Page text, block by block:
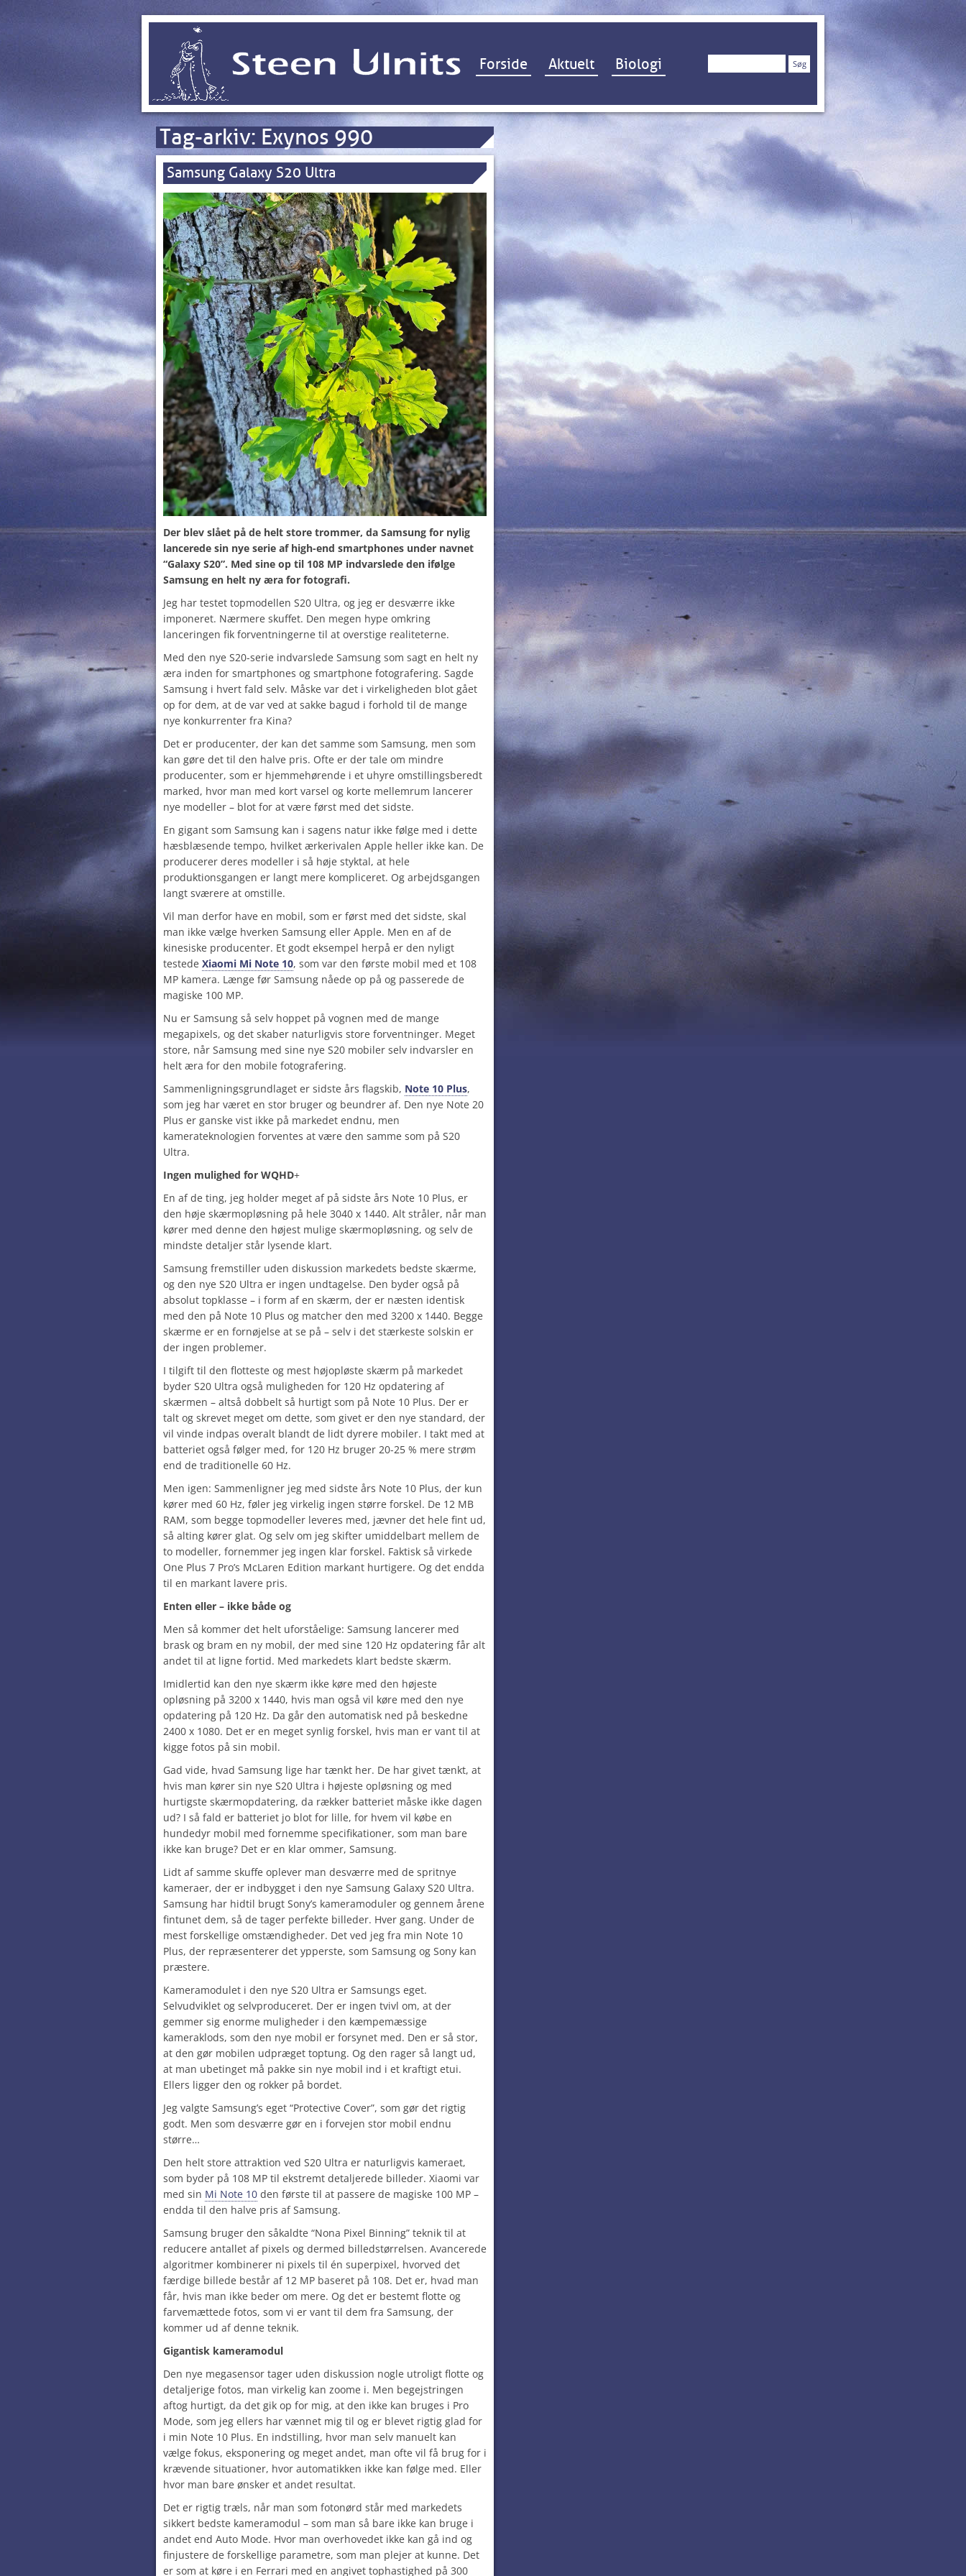
Hop til indhold
Forside Aktuelt Biologi Søg
Tag-arkiv: Exynos 990
Samsung Galaxy S20 Ultra
Der blev slået på de helt store trommer, da Samsung for nylig
lancerede sin nye serie af high-end smartphones under navnet
“Galaxy S20”. Med sine op til 108 MP indvarslede den ifølge
Samsung en helt ny æra for fotografi.
Jeg har testet topmodellen S20 Ultra, og jeg er desværre ikke
imponeret. Nærmere skuffet. Den megen hype omkring
lanceringen fik forventningerne til at overstige realiteterne.
Med den nye S20-serie indvarslede Samsung som sagt en helt ny
æra inden for smartphones og smartphone fotografering. Sagde
Samsung i hvert fald selv. Måske var det i virkeligheden blot gået
op for dem, at de var ved at sakke bagud i forhold til de mange
nye konkurrenter fra Kina?
Det er producenter, der kan det samme som Samsung, men som
kan gøre det til den halve pris. Ofte er der tale om mindre
producenter, som er hjemmehørende i et uhyre omstillingsberedt
marked, hvor man med kort varsel og korte mellemrum lancerer
nye modeller – blot for at være først med det sidste.
En gigant som Samsung kan i sagens natur ikke følge med i dette
hæsblæsende tempo, hvilket ærkerivalen Apple heller ikke kan. De
producerer deres modeller i så høje styktal, at hele
produktionsgangen er langt mere kompliceret. Og arbejdsgangen
langt sværere at omstille.
Vil man derfor have en mobil, som er først med det sidste, skal
man ikke vælge hverken Samsung eller Apple. Men en af de
kinesiske producenter. Et godt eksempel herpå er den nyligt
testede Xiaomi Mi Note 10, som var den første mobil med et 108
MP kamera. Længe før Samsung nåede op på og passerede de
magiske 100 MP.
Nu er Samsung så selv hoppet på vognen med de mange
megapixels, og det skaber naturligvis store forventninger. Meget
store, når Samsung med sine nye S20 mobiler selv indvarsler en
helt æra for den mobile fotografering.
Sammenligningsgrundlaget er sidste års flagskib, Note 10 Plus,
som jeg har været en stor bruger og beundrer af. Den nye Note 20
Plus er ganske vist ikke på markedet endnu, men
kamerateknologien forventes at være den samme som på S20
Ultra.
Ingen mulighed for WQHD+
En af de ting, jeg holder meget af på sidste års Note 10 Plus, er
den høje skærmopløsning på hele 3040 x 1440. Alt stråler, når man
kører med denne den højest mulige skærmopløsning, og selv de
mindste detaljer står lysende klart.
Samsung fremstiller uden diskussion markedets bedste skærme,
og den nye S20 Ultra er ingen undtagelse. Den byder også på
absolut topklasse – i form af en skærm, der er næsten identisk
med den på Note 10 Plus og matcher den med 3200 x 1440. Begge
skærme er en fornøjelse at se på – selv i det stærkeste solskin er
der ingen problemer.
I tilgift til den flotteste og mest højopløste skærm på markedet
byder S20 Ultra også muligheden for 120 Hz opdatering af
skærmen – altså dobbelt så hurtigt som på Note 10 Plus. Der er
talt og skrevet meget om dette, som givet er den nye standard, der
vil vinde indpas overalt blandt de lidt dyrere mobiler. I takt med at
batteriet også følger med, for 120 Hz bruger 20-25 % mere strøm
end de traditionelle 60 Hz.
Men igen: Sammenligner jeg med sidste års Note 10 Plus, der kun
kører med 60 Hz, føler jeg virkelig ingen større forskel. De 12 MB
RAM, som begge topmodeller leveres med, jævner det hele fint ud,
så alting kører glat. Og selv om jeg skifter umiddelbart mellem de
to modeller, fornemmer jeg ingen klar forskel. Faktisk så virkede
One Plus 7 Pro’s McLaren Edition markant hurtigere. Og det endda
til en markant lavere pris.
Enten eller – ikke både og
Men så kommer det helt uforståelige: Samsung lancerer med
brask og bram en ny mobil, der med sine 120 Hz opdatering får alt
andet til at ligne fortid. Med markedets klart bedste skærm.
Imidlertid kan den nye skærm ikke køre med den højeste
opløsning på 3200 x 1440, hvis man også vil køre med den nye
opdatering på 120 Hz. Da går den automatisk ned på beskedne
2400 x 1080. Det er en meget synlig forskel, hvis man er vant til at
kigge fotos på sin mobil.
Gad vide, hvad Samsung lige har tænkt her. De har givet tænkt, at
hvis man kører sin nye S20 Ultra i højeste opløsning og med
hurtigste skærmopdatering, da rækker batteriet måske ikke dagen
ud? I så fald er batteriet jo blot for lille, for hvem vil købe en
hundedyr mobil med fornemme specifikationer, som man bare
ikke kan bruge? Det er en klar ommer, Samsung.
Lidt af samme skuffe oplever man desværre med de spritnye
kameraer, der er indbygget i den nye Samsung Galaxy S20 Ultra.
Samsung har hidtil brugt Sony’s kameramoduler og gennem årene
fintunet dem, så de tager perfekte billeder. Hver gang. Under de
mest forskellige omstændigheder. Det ved jeg fra min Note 10
Plus, der repræsenterer det ypperste, som Samsung og Sony kan
præstere.
Kameramodulet i den nye S20 Ultra er Samsungs eget.
Selvudviklet og selvproduceret. Der er ingen tvivl om, at der
gemmer sig enorme muligheder i den kæmpemæssige
kameraklods, som den nye mobil er forsynet med. Den er så stor,
at den gør mobilen udpræget toptung. Og den rager så langt ud,
at man ubetinget må pakke sin nye mobil ind i et kraftigt etui.
Ellers ligger den og rokker på bordet.
Jeg valgte Samsung’s eget “Protective Cover”, som gør det rigtig
godt. Men som desværre gør en i forvejen stor mobil endnu
større…
Den helt store attraktion ved S20 Ultra er naturligvis kameraet,
som byder på 108 MP til ekstremt detaljerede billeder. Xiaomi var
med sin Mi Note 10 den første til at passere de magiske 100 MP –
endda til den halve pris af Samsung.
Samsung bruger den såkaldte “Nona Pixel Binning” teknik til at
reducere antallet af pixels og dermed billedstørrelsen. Avancerede
algoritmer kombinerer ni pixels til én superpixel, hvorved det
færdige billede består af 12 MP baseret på 108. Det er, hvad man
får, hvis man ikke beder om mere. Og det er bestemt flotte og
farvemættede fotos, som vi er vant til dem fra Samsung, der
kommer ud af denne teknik.
Gigantisk kameramodul
Den nye megasensor tager uden diskussion nogle utroligt flotte og
detaljerige fotos, man virkelig kan zoome i. Men begejstringen
aftog hurtigt, da det gik op for mig, at den ikke kan bruges i Pro
Mode, som jeg ellers har vænnet mig til og er blevet rigtig glad for
i min Note 10 Plus. En indstilling, hvor man selv manuelt kan
vælge fokus, eksponering og meget andet, man ofte vil få brug for i
krævende situationer, hvor automatikken ikke kan følge med. Eller
hvor man bare ønsker et andet resultat.
Det er rigtig træls, når man som fotonørd står med markedets
sikkert bedste kameramodul – som man så bare ikke kan bruge i
andet end Auto Mode. Hvor man overhovedet ikke kan gå ind og
finjustere de forskellige parametre, som man plejer at kunne. Det
er som at køre i en Ferrari med en angivet tophastighed på 300